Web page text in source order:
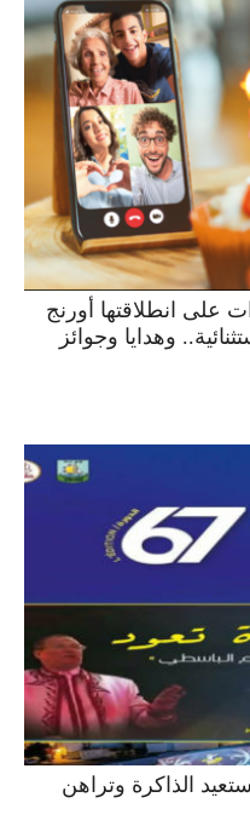
بمرور 10 سنوات على انطلاقتها أورنج
وهدايا وجوائز
الذاكرة وتراهن